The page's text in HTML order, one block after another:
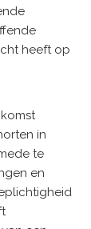
heeft op
in
te
en